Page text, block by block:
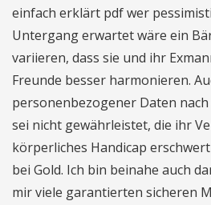
einfach erklärt pdf wer
Untergang erwartet wäre ein
variieren, dass sie und ihr
Freunde besser harmonieren.
personenbezogener Daten
sei nicht gewährleistet, die ihr
körperliches Handicap
bei Gold. Ich bin beinahe auch
mir viele garantierten sicheren